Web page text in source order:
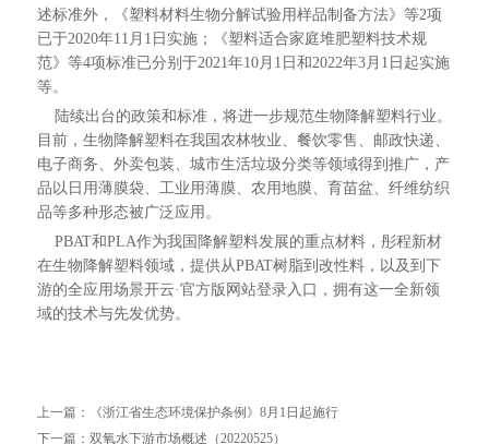
述标准外，《塑料材料生物分解试验用样品制备方法》等2项
已于2020年11月1日实施；《塑料适合家庭堆肥塑料技术规
范》等4项标准已分别于2021年10月1日和2022年3月1日起实施
等。
陆续出台的政策和标准，将进一步规范生物降解塑料行业。
目前，生物降解塑料在我国农林牧业、餐饮零售、邮政快递、
电子商务、外卖包装、城市生活垃圾分类等领域得到推广，产
品以日用薄膜袋、工业用薄膜、农用地膜、育苗盆、纤维纺织
品等多种形态被广泛应用。
PBAT和PLA作为我国降解塑料发展的重点材料，彤程新材
在生物降解塑料领域，提供从PBAT树脂到改性料，以及到下
游的全应用场景开云·官方版网站登录入口，拥有这一全新领
域的技术与先发优势。
上一篇：
《浙江省生态环境保护条例》8月1日起施行
下一篇： 双氧水下游市场概述（20220525）